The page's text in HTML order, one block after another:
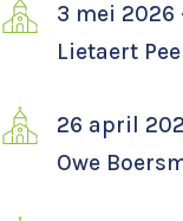
3 mei 2026
Lietaert
26 april
Owe